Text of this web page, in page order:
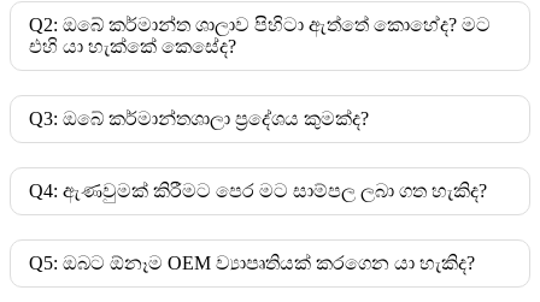
Q2: ඔබේ කර්මාන්ත ශාලාව පිහිටා ඇත්තේ කොහේද? මට
එහි යා හැක්කේ කෙසේද?
Q3: ඔබේ කර්මාන්තශාලා ප්‍රදේශය කුමක්ද?
Q4: ඇණවුමක් කිරීමට පෙර මට සාම්පල ලබා ගත හැකිද?
Q5: ඔබට ඕනෑම OEM ව්‍යාපෘතියක් කරගෙන යා හැකිද?